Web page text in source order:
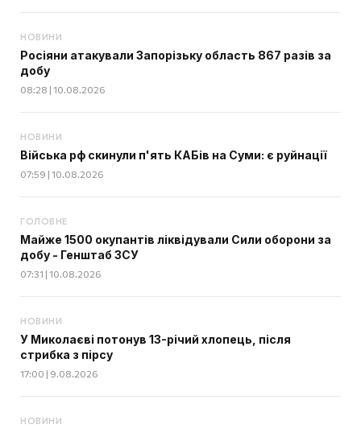
НОВИНИ
Росіяни атакували Запорізьку область 867 разів за
добу
08:28 | 10.08.2026
НОВИНИ
Війська рф скинули п'ять КАБів на Суми: є руйнації
07:59 | 10.08.2026
ГОЛОВНЕ
Майже 1500 окупантів ліквідували Сили оборони за
добу - Генштаб ЗСУ
07:31 | 10.08.2026
НОВИНИ
У Миколаєві потонув 13-річий хлопець, після
стрибка з пірсу
17:00 | 9.08.2026
НОВИНИ